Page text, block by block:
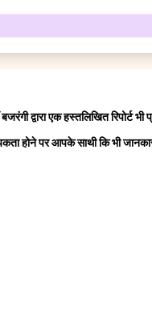
द्वारा एक हस्तलिखित रिपोर्ट भी
होने पर आपके साथी कि भी